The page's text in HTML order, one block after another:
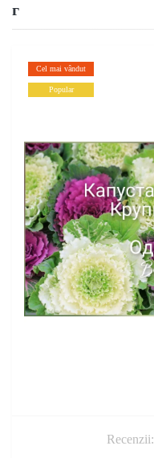
г
Cel mai vândut
Popular
Recenzii: